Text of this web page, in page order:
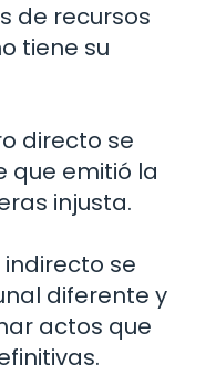
de recursos
tiene su
directo se
que emitió la
injusta.
se
diferente y
actos que